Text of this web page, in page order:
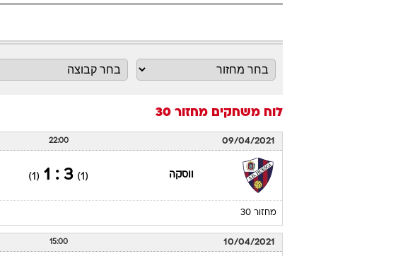
לוח משחקים מחזור 30
09/04/2021
22:00
ווסקה (1)
3 : 1
(1)
מחזור 30
10/04/2021
15:00